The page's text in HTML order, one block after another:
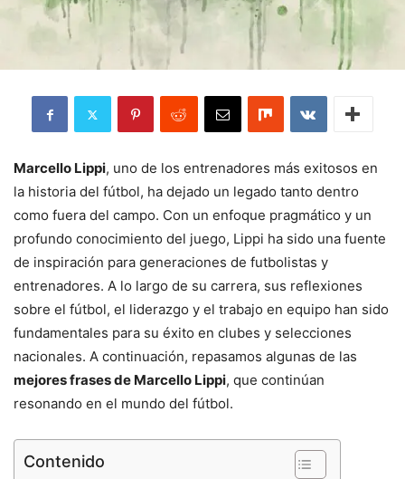
Marcello Lippi, uno de los entrenadores más exitosos en
la historia del fútbol, ha dejado un legado tanto dentro
como fuera del campo. Con un enfoque pragmático y un
profundo conocimiento del juego, Lippi ha sido una fuente
de inspiración para generaciones de futbolistas y
entrenadores. A lo largo de su carrera, sus reflexiones
sobre el fútbol, el liderazgo y el trabajo en equipo han sido
fundamentales para su éxito en clubes y selecciones
nacionales. A continuación, repasamos algunas de las
mejores frases de Marcello Lippi, que continúan
resonando en el mundo del fútbol.
Contenido